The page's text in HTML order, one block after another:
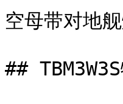
空母带对地
##